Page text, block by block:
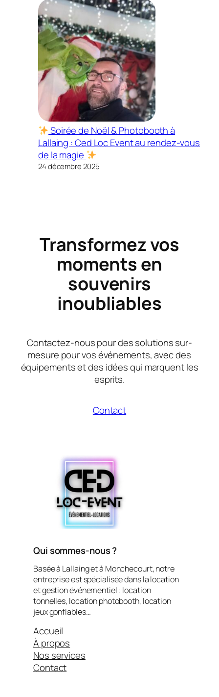
Soirée de Noël & Photobooth à
Lallaing : Ced Loc Event au rendez-vous
de la magie
24 décembre 2025
Transformez vos
moments en
souvenirs
inoubliables
Contactez-nous pour des solutions sur-
mesure pour vos événements, avec des
équipements et des idées qui marquent les
esprits.
Contact
Qui sommes-nous ?
Basée à Lallaing et à Monchecourt, notre
entreprise est spécialisée dans la location
et gestion événementiel : location
tonnelles, location photobooth, location
jeux gonflables…
Accueil
À propos
Nos services
Contact